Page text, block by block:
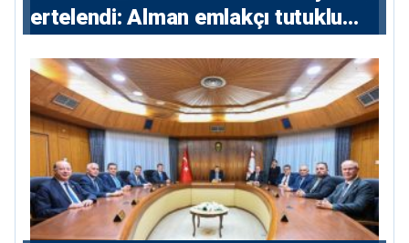
ertelendi: Alman emlakçı tutuklu